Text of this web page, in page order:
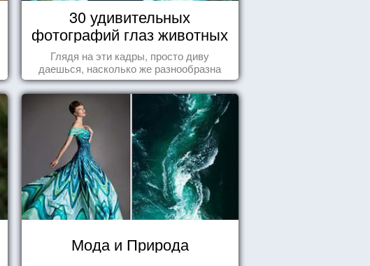
30 удивительных
фотографий глаз животных
Глядя на эти кадры, просто диву
даешься, насколько же разнообразна
природа нашего мира!
Мода и Природа